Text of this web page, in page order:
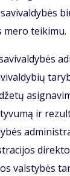
mero teikimu.
ir
valstybės